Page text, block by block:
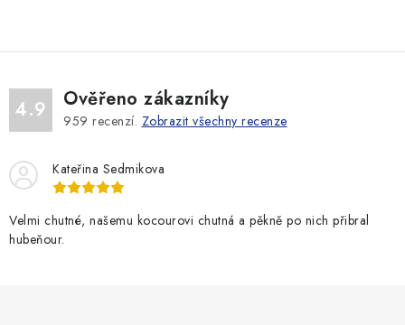
4.9 Ověřeno zákazníky
959 recenzí. Zobrazit všechny recenze
Kateřina Sedmikova
Velmi chutné, našemu kocourovi chutná a pěkně po nich přibral
hubeňour.